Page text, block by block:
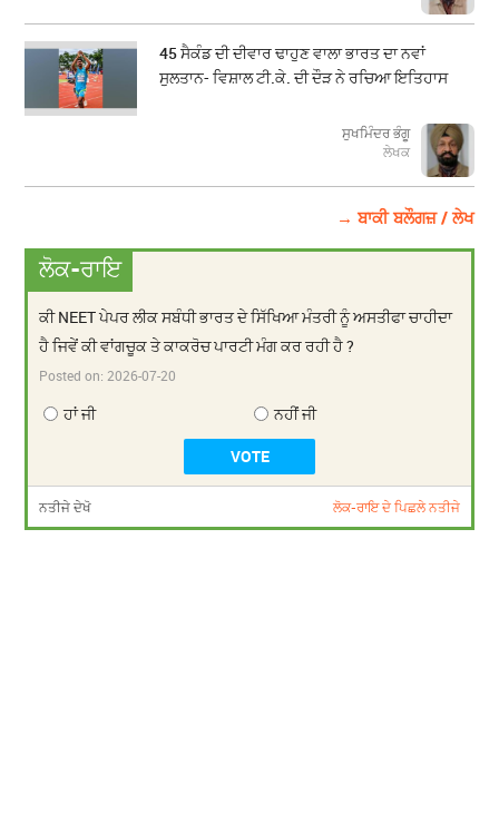
45 ਸੈਕੰਡ ਦੀ ਦੀਵਾਰ ਢਾਹੁਣ ਵਾਲਾ ਭਾਰਤ ਦਾ ਨਵਾਂ
ਸੁਲਤਾਨ- ਵਿਸ਼ਾਲ ਟੀ.ਕੇ. ਦੀ ਦੌੜ ਨੇ ਰਚਿਆ ਇਤਿਹਾਸ
ਸੁਖਮਿੰਦਰ ਭੰਗੂ
ਲੇਖਕ
→ ਬਾਕੀ ਬਲੌਗਜ਼ / ਲੇਖ
ਲੋਕ-ਰਾਇ
ਕੀ NEET ਪੇਪਰ ਲੀਕ ਸਬੰਧੀ ਭਾਰਤ ਦੇ ਸਿੱਖਿਆ ਮੰਤਰੀ ਨੂੰ ਅਸਤੀਫਾ ਚਾਹੀਦਾ
ਹੈ ਜਿਵੇਂ ਕੀ ਵਾਂਗਚੂਕ ਤੇ ਕਾਕਰੋਚ ਪਾਰਟੀ ਮੰਗ ਕਰ ਰਹੀ ਹੈ ?
Posted on:2026-07-20
ਹਾਂ ਜੀ ਨਹੀਂ ਜੀ
ਨਤੀਜੇ ਦੇਖੋ ਲੋਕ-ਰਾਇ ਦੇ ਪਿਛਲੇ ਨਤੀਜੇ